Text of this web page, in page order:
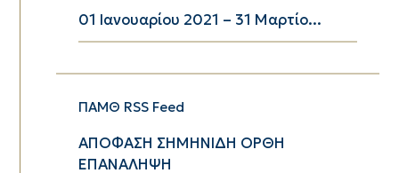
01 Ιανουαρίου 2021 – 31 Μαρτίο...
ΠΑΜΘ RSS Feed
ΑΠΟΦΑΣΗ ΣΗΜΗΝΙΔΗ ΟΡΘΗ
ΕΠΑΝΑΛΗΨΗ